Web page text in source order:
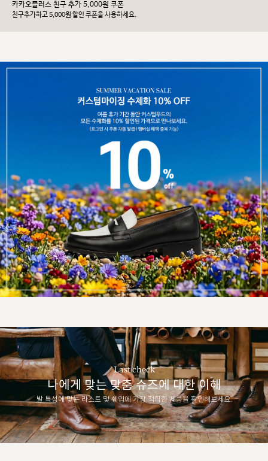
카카오플러스 친구 추가 5,000원 쿠폰
친구추가하고 5,000원 할인 쿠폰을 사용하세요.
Last check
나에게 맞는 맞춤 슈즈에 대한 이해
발 특성에 맞는 라스트 및 쉐입에 가장 적합한 제품을 확인해보세요.